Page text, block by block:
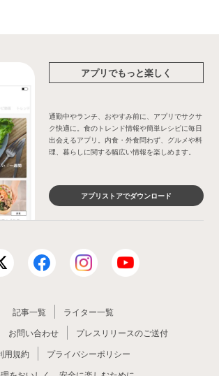
アプリでもっと楽しく
通勤中やランチ、おやすみ前に、アプリでサクサ
ク快適に。食のトレンド情報や簡単レシピに毎日
出会えるアプリ。内食・外食問わず、グルメや料
理、暮らしに関する幅広い情報を楽しめます。
アプリストアでダウンロード
記事一覧
ライター一覧
お問い合わせ
プレスリリースのご送付
用規約
プライバシーポリシー